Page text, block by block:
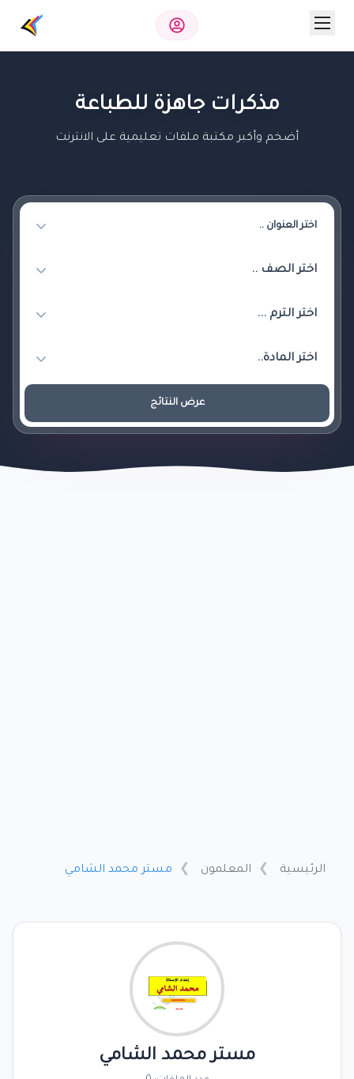
مذكرات جاهزة للطباعة
أضخم وأكبر مكتبة ملفات تعليمية على الانترنت
عرض النتائج
الرئيسية المعلمون مستر محمد الشامي
مستر محمد الشامي